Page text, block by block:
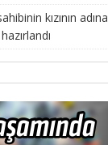
kızının adına